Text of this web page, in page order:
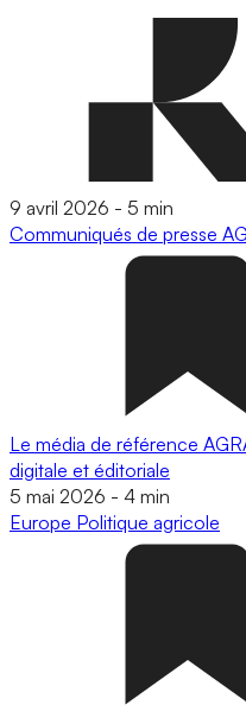
9 avril 2026 - 5 min
Communiqués de presse
Le média de référence
digitale et éditoriale
5 mai 2026 - 4 min
Europe Politique agricole